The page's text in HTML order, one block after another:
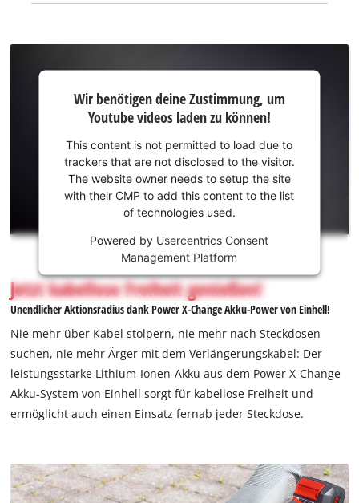
benötigen
Zustimmung,
um Youtube
laden zu
können!
content
permitted
to
load
to
trackers
that
are
to
the
visitor.
Wir benötigen deine Zustimmung, um
Youtube videos laden zu können!
This content is not permitted to load due to
trackers that are not disclosed to the visitor.
The website owner needs to setup the site
with their CMP to add this content to the list
of technologies used.
Powered by Usercentrics Consent
Management Platform
Jetzt kabellose Freiheit genießen!
Unendlicher Aktionsradius dank Power X-Change Akku-Power von Einhell!
Nie mehr über Kabel stolpern, nie mehr nach Steckdosen
suchen, nie mehr Ärger mit dem Verlängerungskabel: Der
leistungsstarke Lithium-Ionen-Akku aus dem Power X-Change
Akku-System von Einhell sorgt für kabellose Freiheit und
ermöglicht auch einen Einsatz fernab jeder Steckdose.